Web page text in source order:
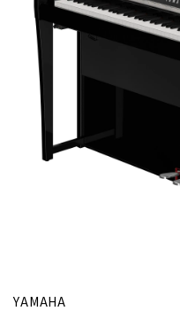
YAMAHA